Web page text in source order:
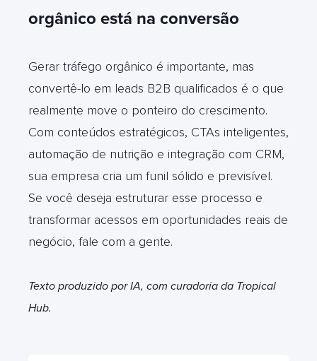
orgânico está na conversão
Gerar tráfego orgânico é importante, mas
convertê-lo em leads B2B qualificados é o que
realmente move o ponteiro do crescimento.
Com conteúdos estratégicos, CTAs inteligentes,
automação de nutrição e integração com CRM,
sua empresa cria um funil sólido e previsível.
Se você deseja estruturar esse processo e
transformar acessos em oportunidades reais de
negócio, fale com a gente.
Texto produzido por IA, com curadoria da Tropical
Hub.